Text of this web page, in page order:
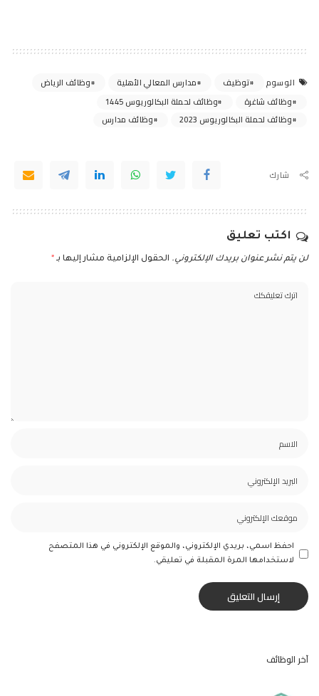
الوسوم توظيف مدارس المعالي الأهلية
وظائف الرياض
وظائف شاغرة
وظائف لحملة البكالوريوس 1445
وظائف لحملة البكالوريوس 2023
وظائف مدارس
شارك
اكتب تعليق
لن يتم نشر عنوان بريدك الإلكتروني. الحقول الإلزامية مشار إليها بـ *
احفظ اسمي، بريدي الإلكتروني، والموقع الإلكتروني في هذا المتصفح
لاستخدامها المرة المقبلة في تعليقي.
آخر الوظائف